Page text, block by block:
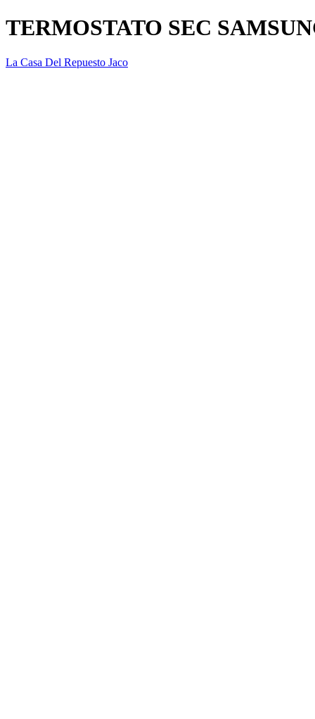
TERMOSTATO SEC
La Casa Del Repuesto Jaco